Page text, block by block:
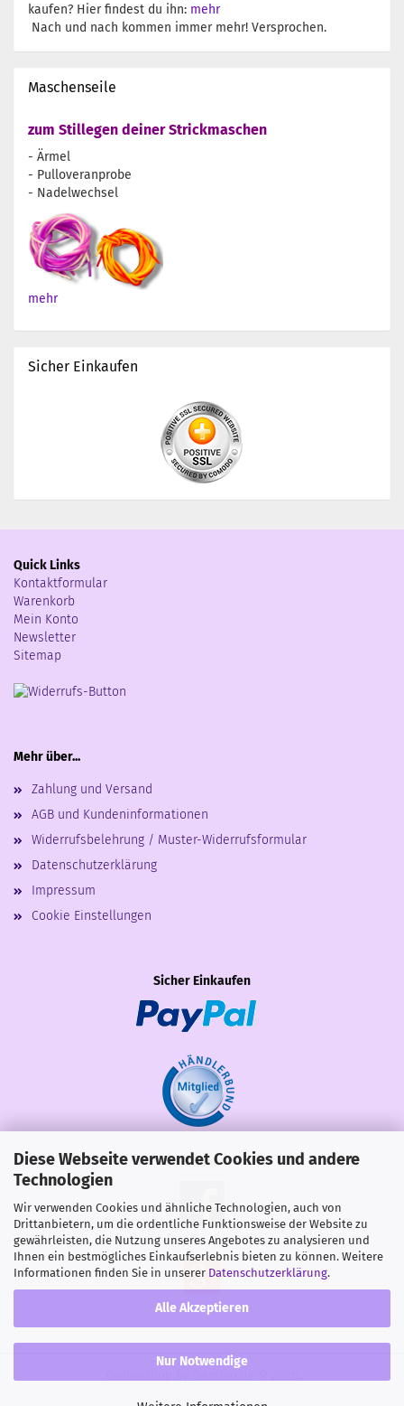
Diese Webseite verwendet Cookies und andere
Technologien
Wir verwenden Cookies und ähnliche Technologien, auch von
Drittanbietern, um die ordentliche Funktionsweise der Website zu
gewährleisten, die Nutzung unseres Angebotes zu analysieren und
Ihnen ein bestmögliches Einkaufserlebnis bieten zu können. Weitere
Informationen finden Sie in unserer Datenschutzerklärung.
Alle Akzeptieren
Nur Notwendige
kaufen? Hier findest du ihn: mehr
Nach und nach kommen immer mehr! Versprochen.
Maschenseile
zum Stillegen deiner Strickmaschen
- Ärmel
- Pulloveranprobe
- Nadelwechsel
mehr
Sicher Einkaufen
Quick Links
Kontaktformular
Warenkorb
Mein Konto
Newsletter
Sitemap
Mehr über...
Zahlung und Versand
AGB und Kundeninformationen
Widerrufsbelehrung / Muster-Widerrufsformular
Datenschutzerklärung
Impressum
Cookie Einstellungen
Sicher Einkaufen
Share